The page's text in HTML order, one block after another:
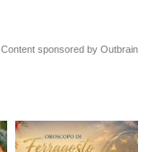
Content sponsored by Outbrain